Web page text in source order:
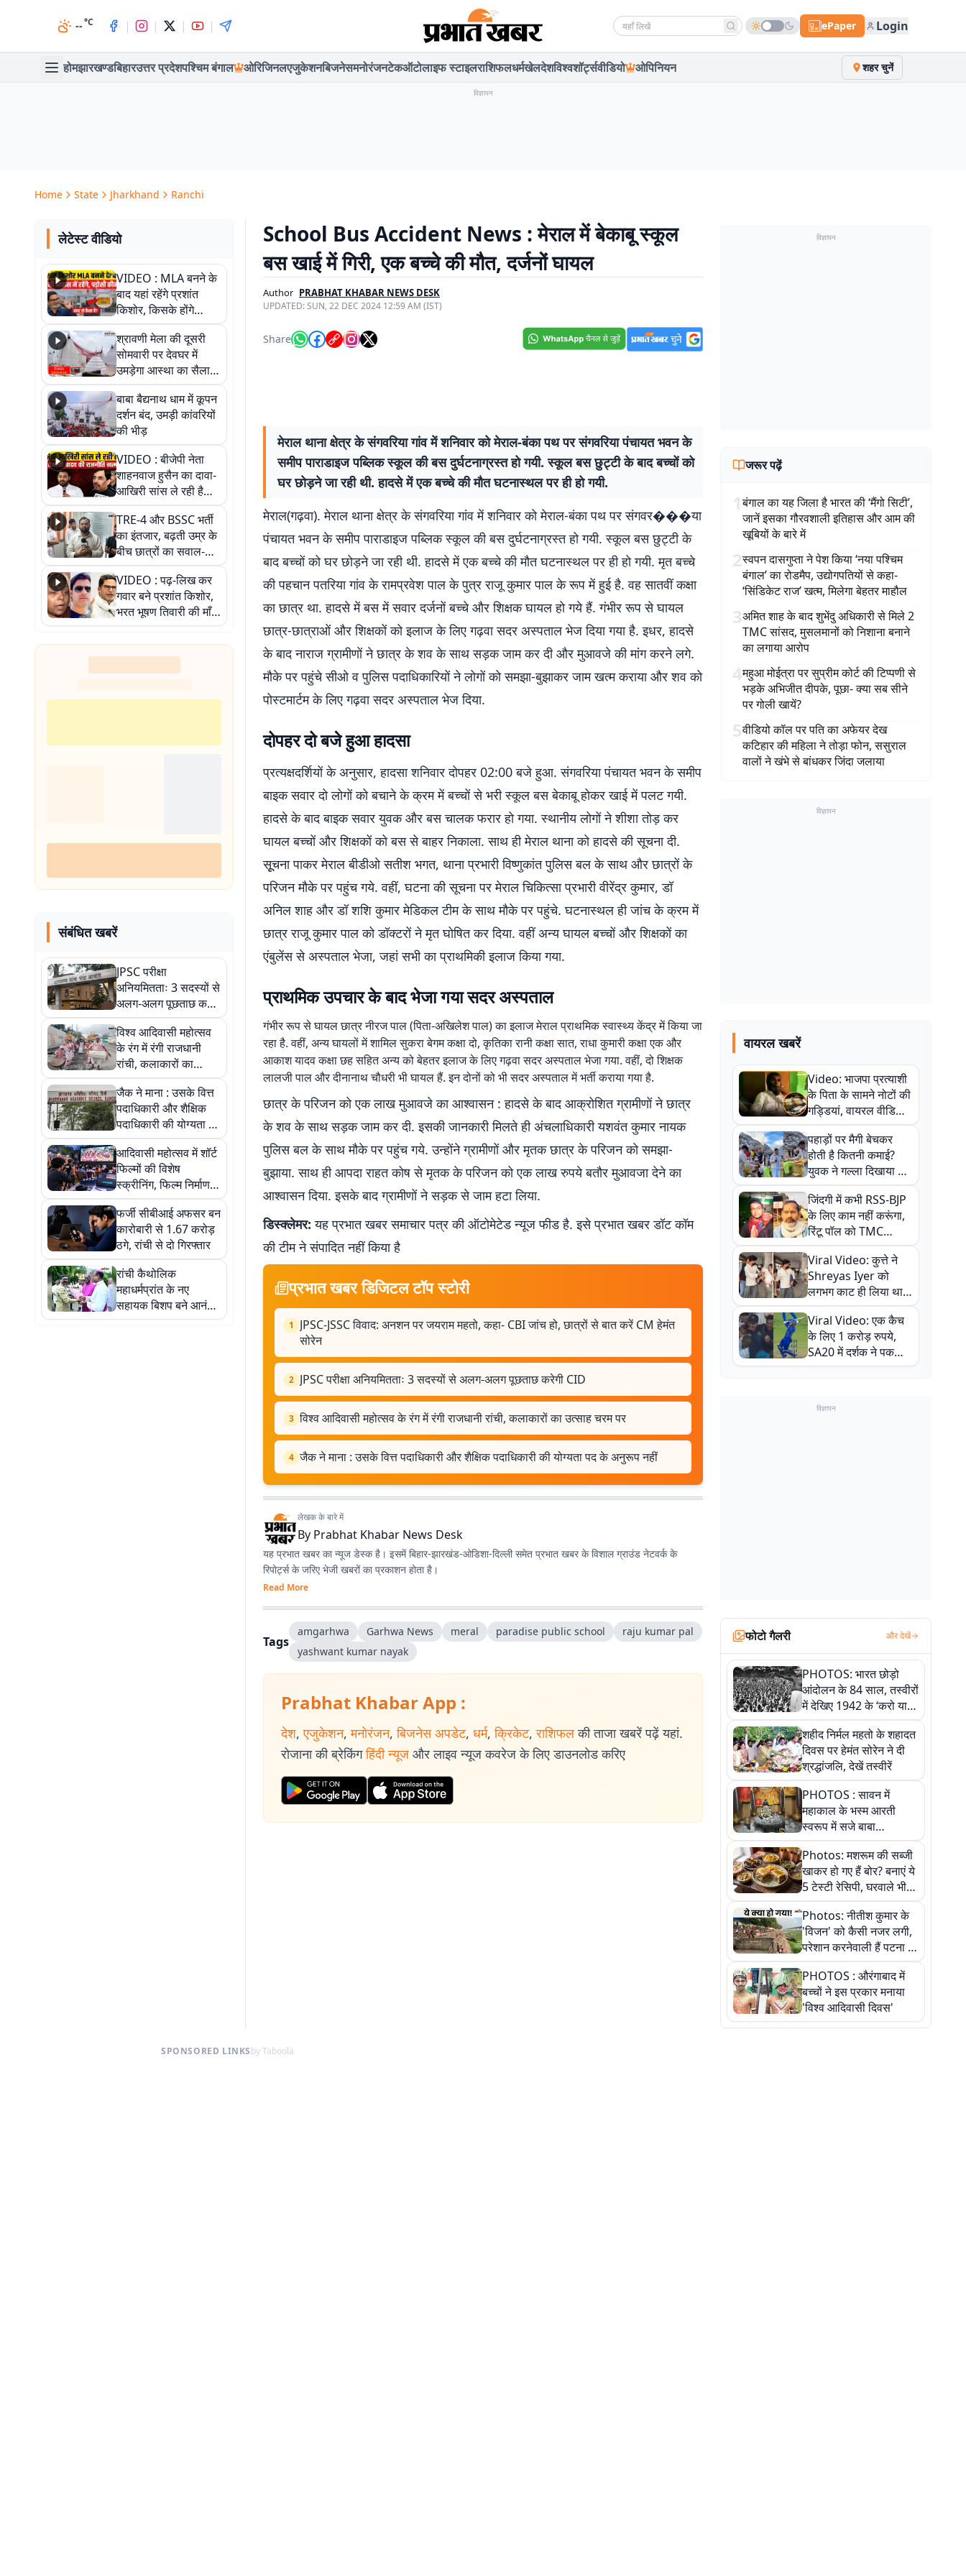
--°C | | | | Search news ePaper Login
होमझारखण्डबिहारउत्तर प्रदेशपश्चिम बंगाल ओरिजिनलएजुकेशनबिजनेसमनोरंजनटेकऑटोलाइफ स्टाइलराशिफलधर्मखेलदेशविश्वशॉर्ट्सवीडियो ओपिनियन शहर चुनें
विज्ञापन
Home State Jharkhand Ranchi
लेटेस्ट वीडियो
VIDEO : MLA बनने के
बाद यहां रहेंगे प्रशांत
किशोर, किसके होंगे
पड़ोसी? वीडियो में देखिए
कैसा है पीके का नया
ठिकाना
श्रावणी मेला की दूसरी
सोमवारी पर देवघर में
उमड़ेगा आस्था का सैलाब,
तीन लाख से अधिक
श्रद्धालुओं के पहुंचने का
अनुमान
बाबा बैद्यनाथ धाम में कूपन
दर्शन बंद, उमड़ी कांवरियों
की भीड़
VIDEO : बीजेपी नेता
शाहनवाज हुसैन का दावा-
आखिरी सांस ले रही है
RJD, तेजस्वी को लेकर
क्या कहा, सुनिए
TRE-4 और BSSC भर्ती
का इंतजार, बढ़ती उम्र के
बीच छात्रों का सवाल-
आखिर कब आएगी बहाली?
देखें वीडियो
VIDEO : पढ़-लिख कर
गवार बने प्रशांत किशोर,
भरत भूषण तिवारी की माँ ने
कहा नहीं थी उम्मीद, बेटा
था तो किसी को बोलने की
नहीं थी हिम्मत
संबंधित खबरें
JPSC परीक्षा
अनियमितताः 3 सदस्यों से
अलग-अलग पूछताछ करेगी
CID
विश्व आदिवासी महोत्सव
के रंग में रंगी राजधानी
रांची, कलाकारों का
उत्साह चरम पर
जैक ने माना : उसके वित्त
पदाधिकारी और शैक्षिक
पदाधिकारी की योग्यता पद
के अनुरूप नहीं
आदिवासी महोत्सव में शॉर्ट
फिल्मों की विशेष
स्क्रीनिंग, फिल्म निर्माण
सीखने का मिलेगा मौका
फर्जी सीबीआई अफसर बन
कारोबारी से 1.67 करोड़
ठगे, रांची से दो गिरफ्तार
रांची कैथोलिक
महाधर्मप्रांत के नए
सहायक बिशप बने आनंद
डेविड, मुख्यमंत्री हेमंत
School Bus Accident News : मेराल में बेकाबू स्कूल
बस खाई में गिरी, एक बच्चे की मौत, दर्जनों घायल
Author PRABHAT KHABAR NEWS DESK
UPDATED:SUN, 22 DEC 2024 12:59 AM (IST)
Share
मेराल थाना क्षेत्र के संगवरिया गांव में शनिवार को मेराल-बंका पथ पर संगवरिया पंचायत भवन के
समीप पाराडाइज पब्लिक स्कूल की बस दुर्घटनाग्रस्त हो गयी. स्कूल बस छुट्टी के बाद बच्चों को
घर छोड़ने जा रही थी. हादसे में एक बच्चे की मौत घटनास्थल पर ही हो गयी.
मेराल(गढ़वा). मेराल थाना क्षेत्र के संगवरिया गांव में शनिवार को मेराल-बंका पथ पर संगवर���या
पंचायत भवन के समीप पाराडाइज पब्लिक स्कूल की बस दुर्घटनाग्रस्त हो गयी. स्कूल बस छुट्टी के
बाद बच्चों को घर छोड़ने जा रही थी. हादसे में एक बच्चे की मौत घटनास्थल पर ही हो गयी. मृत बच्चे
की पहचान पतरिया गांव के रामप्रवेश पाल के पुत्र राजू कुमार पाल के रूप में हुई है. वह सातवीं कक्षा
का छात्र था. हादसे में बस में सवार दर्जनों बच्चे और शिक्षक घायल हो गये हैं. गंभीर रूप से घायल
छात्र-छात्राओं और शिक्षकों को इलाज के लिए गढ़वा सदर अस्पताल भेज दिया गया है. इधर, हादसे
के बाद नाराज ग्रामीणों ने छात्र के शव के साथ सड़क जाम कर दी और मुआवजे की मांग करने लगे.
मौके पर पहुंचे सीओ व पुलिस पदाधिकारियों ने लोगों को समझा-बुझाकर जाम खत्म कराया और शव को
पोस्टमार्टम के लिए गढ़वा सदर अस्पताल भेज दिया.
दोपहर दो बजे हुआ हादसा
प्रत्यक्षदर्शियों के अनुसार, हादसा शनिवार दोपहर 02:00 बजे हुआ. संगवरिया पंचायत भवन के समीप
बाइक सवार दो लोगों को बचाने के क्रम में बच्चों से भरी स्कूल बस बेकाबू होकर खाई में पलट गयी.
हादसे के बाद बाइक सवार युवक और बस चालक फरार हो गया. स्थानीय लोगों ने शीशा तोड़ कर
घायल बच्चों और शिक्षकों को बस से बाहर निकाला. साथ ही मेराल थाना को हादसे की सूचना दी.
सूूचना पाकर मेराल बीडीओ सतीश भगत, थाना प्रभारी विष्णुकांत पुलिस बल के साथ और छात्रों के
परिजन मौके पर पहुंच गये. वहीं, घटना की सूचना पर मेराल चिकित्सा प्रभारी वीरेंद्र कुमार, डॉ
अनिल शाह और डॉ शशि कुमार मेडिकल टीम के साथ मौके पर पहुंचे. घटनास्थल ही जांच के क्रम में
छात्र राजू कुमार पाल को डॉक्टरों ने मृत घोषित कर दिया. वहीं अन्य घायल बच्चों और शिक्षकों का
एंबुलेंस से अस्पताल भेजा, जहां सभी का प्राथमिकी इलाज किया गया.
प्राथमिक उपचार के बाद भेजा गया सदर अस्पताल
गंभीर रूप से घायल छात्र नीरज पाल (पिता-अखिलेश पाल) का इलाज मेराल प्राथमिक स्वास्थ्य केंद्र में किया जा
रहा है. वहीं, अन्य घायलों में शामिल सुकरा बेगम कक्षा दो, कृतिका रानी कक्षा सात, राधा कुमारी कक्षा एक और
आकाश यादव कक्षा छह सहित अन्य को बेहतर इलाज के लिए गढ़वा सदर अस्पताल भेजा गया. वहीं, दो शिक्षक
लालजी पाल और दीनानाथ चौधरी भी घायल हैं. इन दोनों को भी सदर अस्पताल में भर्ती कराया गया है.
छात्र के परिजन को एक लाख मुआवजे का आश्वासन : हादसे के बाद आक्रोशित ग्रामीणों ने छात्र
के शव के साथ सड़क जाम कर दी. इसकी जानकारी मिलते ही अंचलाधिकारी यशवंत कुमार नायक
पुलिस बल के साथ मौके पर पहुंच गये. उन्होंने ग्रामीणों और मृतक छात्र के परिजन को समझा-
बुझाया. साथ ही आपदा राहत कोष से मृतक के परिजन को एक लाख रुपये बतौर मुआवजा देने का
आश्वासन दिया. इसके बाद ग्रामीणों ने सड़क से जाम हटा लिया.
डिस्क्लेमर: यह प्रभात खबर समाचार पत्र की ऑटोमेटेड न्यूज फीड है. इसे प्रभात खबर डॉट कॉम
की टीम ने संपादित नहीं किया है
प्रभात खबर डिजिटल टॉप स्टोरी
1
JPSC-JSSC विवाद: अनशन पर जयराम महतो, कहा- CBI जांच हो, छात्रों से बात करें CM हेमंत
सोरेन
2 JPSC परीक्षा अनियमितताः 3 सदस्यों से अलग-अलग पूछताछ करेगी CID
3 विश्व आदिवासी महोत्सव के रंग में रंगी राजधानी रांची, कलाकारों का उत्साह चरम पर
4 जैक ने माना : उसके वित्त पदाधिकारी और शैक्षिक पदाधिकारी की योग्यता पद के अनुरूप नहीं
लेखक के बारे में
By Prabhat Khabar News Desk
यह प्रभात खबर का न्यूज डेस्क है। इसमें बिहार-झारखंड-ओडिशा-दिल्‍ली समेत प्रभात खबर के विशाल ग्राउंड नेटवर्क के
रिपोर्ट्स के जरिए भेजी खबरों का प्रकाशन होता है।
Read More
Tags
amgarhwa Garhwa News meral paradise public school
raju kumar pal
yashwant kumar nayak
Prabhat Khabar App :
देश, एजुकेशन, मनोरंजन, बिजनेस अपडेट, धर्म, क्रिकेट, राशिफल की ताजा खबरें पढ़ें यहां.
रोजाना की ब्रेकिंग हिंदी न्यूज और लाइव न्यूज कवरेज के लिए डाउनलोड करिए
विज्ञापन
जरूर पढ़ें
1बंगाल का यह जिला है भारत की ‘मैंगो सिटी’,
जानें इसका गौरवशाली इतिहास और आम की
खूबियों के बारे में
2स्वपन दासगुप्ता ने पेश किया ‘नया पश्चिम
बंगाल’ का रोडमैप, उद्योगपतियों से कहा-
‘सिंडिकेट राज’ खत्म, मिलेगा बेहतर माहौल
3अमित शाह के बाद शुभेंदु अधिकारी से मिले 2
TMC सांसद, मुसलमानों को निशाना बनाने
का लगाया आरोप
4महुआ मोईत्रा पर सुप्रीम कोर्ट की टिप्पणी से
भड़के अभिजीत दीपके, पूछा- क्या सब सीने
पर गोली खायें?
5वीडियो कॉल पर पति का अफेयर देख
कटिहार की महिला ने तोड़ा फोन, ससुराल
वालों ने खंभे से बांधकर जिंदा जलाया
विज्ञापन
वायरल खबरें
Video: भाजपा प्रत्याशी
के पिता के सामने नोटों की
गड्डियां, वायरल वीडियो
से राजनीति में उबाल,
अजित महतो बोले- TMC
की गंदी चाल
पहाड़ों पर मैगी बेचकर
होती है कितनी कमाई?
युवक ने गल्ला दिखाया तो
नौकरी वालों के खड़े हो गए
कान
जिंदगी में कभी RSS-BJP
के लिए काम नहीं करूंगा,
रिंटू पॉल को TMC
ऑफिस में ले जाकर पीटा,
Video वायरल
Viral Video: कुत्ते ने
Shreyas Iyer को
लगभग काट ही लिया था,
न्यूजीलैंड सीरीज से पहले
बाल-बाल बचे
Viral Video: एक कैच
के लिए 1 करोड़ रुपये,
SA20 में दर्शक ने पकड़ा
एक हाथ से गजब का कैच
विज्ञापन
फोटो गैलरी और देखें
PHOTOS: भारत छोड़ो
आंदोलन के 84 साल, तस्वीरों
में देखिए 1942 के ‘करो या
मरो’ आंदोलन की कहानी
शहीद निर्मल महतो के शहादत
दिवस पर हेमंत सोरेन ने दी
श्रद्धांजलि, देखें तस्वीरें
PHOTOS : सावन में
महाकाल के भस्म आरती
स्वरूप में सजे बाबा
औघड़दानी, तस्वीरों में करें
अद्भुत दर्शन
Photos: मशरूम की सब्जी
खाकर हो गए हैं बोर? बनाएं ये
5 टेस्टी रेसिपी, घरवाले भी
मांगेंगे बार-बार
Photos: नीतीश कुमार के
'विजन' को कैसी नजर लगी,
परेशान करनेवाली हैं पटना में
गंगा घाट की ये 11 तस्वीरें
PHOTOS : औरंगाबाद में
बच्चों ने इस प्रकार मनाया
'विश्व आदिवासी दिवस'
SPONSORED LINKSby Taboola